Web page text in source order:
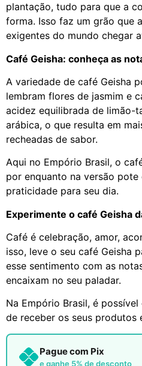
plantação, tudo para que a
forma. Isso faz um grão que
exigentes do mundo chegar
Café Geisha: conheça as
A variedade de café Geisha
lembram flores de jasmim e
acidez equilibrada de limão-
arábica, o que resulta em
recheadas de sabor.
Aqui no Empório Brasil, o
por enquanto na versão
praticidade para seu dia.
Experimente o café Geisha
Café é celebração, amor,
isso, leve o seu café Geisha
esse sentimento com as
encaixam no seu paladar.
Na Empório Brasil, é
de receber os seus produtos
Pague com Pix
e ganhe 5% de desconto